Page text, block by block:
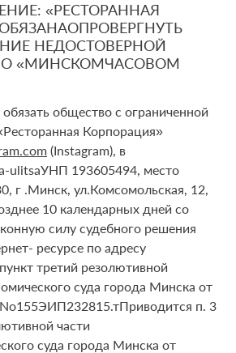
«РЕСТОРАННАЯ
НЕДОСТОВЕРНОЙ
«МИНСКОМЧАСОВОМ
общество с ограниченной
Корпорация»
(Instagram), в
ulitsaУНП 193605494, место
г .Минск, ул.Комсомольская, 12,
10 календарных дней со
силу судебного решения
ресурсе по адресу
пункт третий резолютивной
суда города Минска от
п. 3
части
суда города Минска от